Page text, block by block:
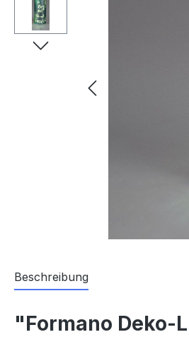
Beschreibung
"Formano Deko-